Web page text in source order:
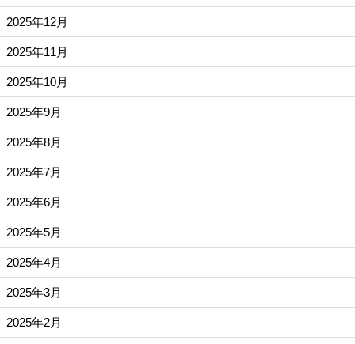
2025年12月
2025年11月
2025年10月
2025年9月
2025年8月
2025年7月
2025年6月
2025年5月
2025年4月
2025年3月
2025年2月